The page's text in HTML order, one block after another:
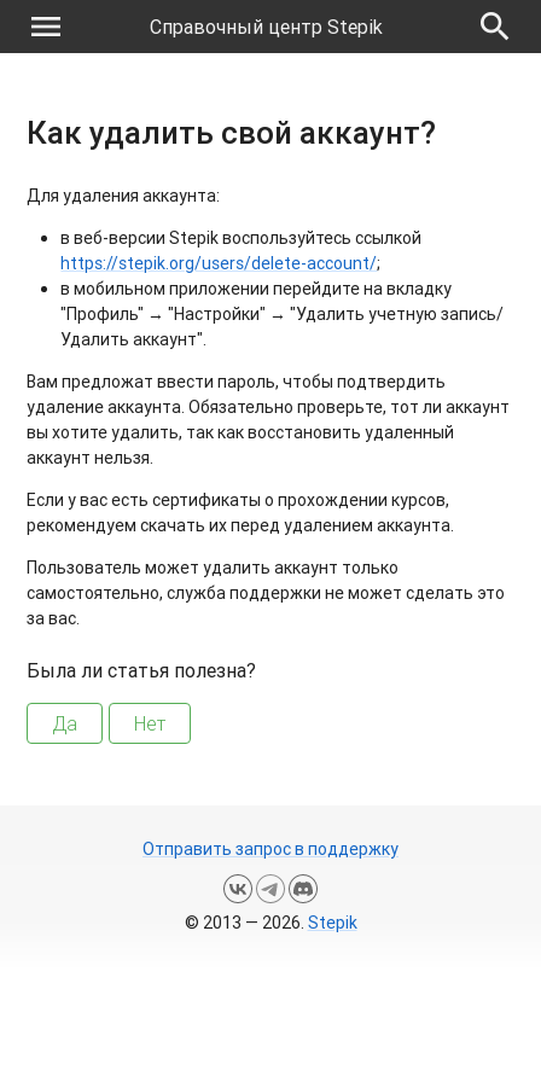
menu Справочный центр Stepik search
Как удалить свой аккаунт?
Для удаления аккаунта:
в веб-версии Stepik воспользуйтесь ссылкой
https://stepik.org/users/delete-account/;
в мобильном приложении перейдите на вкладку
"Профиль" → "Настройки" → "Удалить учетную запись/
Удалить аккаунт".
Вам предложат ввести пароль, чтобы подтвердить
удаление аккаунта. Обязательно проверьте, тот ли аккаунт
вы хотите удалить, так как восстановить удаленный
аккаунт нельзя.
Если у вас есть сертификаты о прохождении курсов,
рекомендуем скачать их перед удалением аккаунта.
Пользователь может удалить аккаунт только
самостоятельно, служба поддержки не может сделать это
за вас.
Была ли статья полезна?
Да Нет
Отправить запрос в поддержку
© 2013 — 2026. Stepik